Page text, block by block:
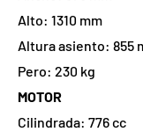
Alto: 1310 mm
Altura asiento: 855
Pero: 230 kg
MOTOR
Cilindrada: 776 cc